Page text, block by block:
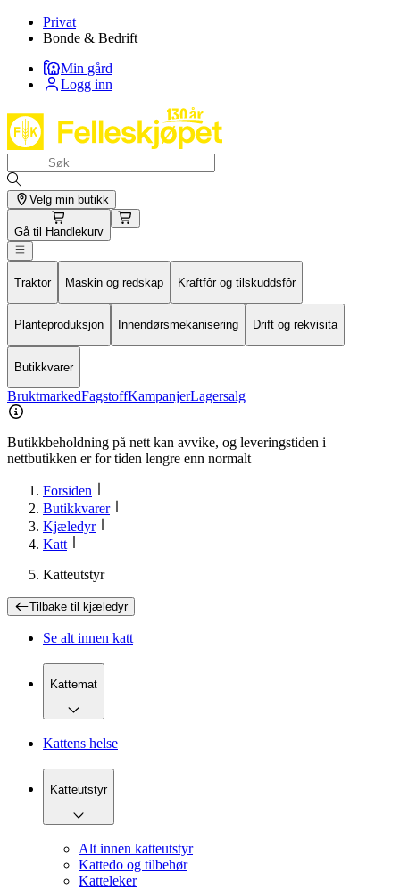
Privat
Bonde & Bedrift
Min gård
Logg inn
Velg min butikk
Gå til Handlekurv
Traktor Maskin og redskap Kraftfôr og tilskuddsfôr
Planteproduksjon Innendørsmekanisering Drift og rekvisita
Butikkvarer
BruktmarkedFagstoffKampanjerLagersalg
Butikkbeholdning på nett kan avvike, og leveringstiden i
nettbutikken er for tiden lengre enn normalt
Forsiden
Butikkvarer
Kjæledyr
Katt
Katteutstyr
Tilbake til kjæledyr
Se alt innen katt
Kattemat
Kattens helse
Katteutstyr
Alt innen katteutstyr
Kattedo og tilbehør
Katteleker